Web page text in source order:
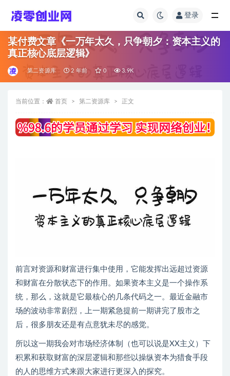
登录
某付费文章《一万年太久，只争朝夕：资本主义的
真正核心底层逻辑》
第二资源库 2 年前 0 3.9K
当前位置： 首页 第二资源库 正文
前言对资源和财富进行集中使用，它能发挥出远超过资源
和财富在分散状态下的作用。如果资本主义是一个操作系
统，那么，这就是它最核心的几条代码之一。最近金融市
场的波动非常剧烈，上一期紧急提前一期讲完了股市之
后，很多朋友还是有点意犹未尽的感觉。
所以这一期我会对市场经济体制（也可以说是XX主义）下
积累和获取财富的深层逻辑和那些以操纵资本为猎食手段
的人的思维方式来跟大家进行更深入的探究。